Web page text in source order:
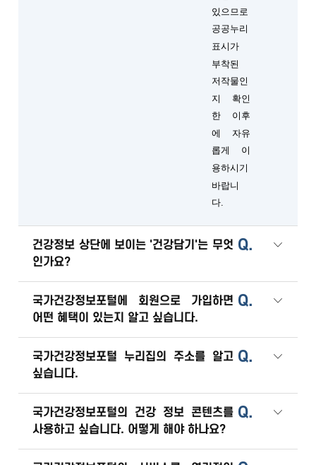
있으므로
공공누리
표시가
부착된
저작물인
지 확인
한 이후
에 자유
롭게 이
용하시기
바랍니
다.
Q.
건강정보 상단에 보이는 '건강담기'는 무엇
인가요?
Q.
국가건강정보포털에 회원으로 가입하면
어떤 혜택이 있는지 알고 싶습니다.
Q.
국가건강정보포털 누리집의 주소를 알고
싶습니다.
Q.
국가건강정보포털의 건강 정보 콘텐츠를
사용하고 싶습니다. 어떻게 해야 하나요?